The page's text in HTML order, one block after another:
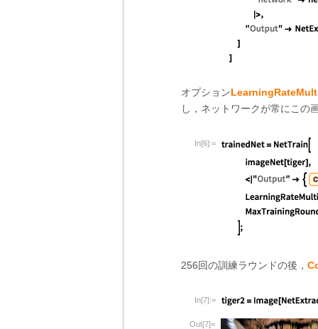
オプション
し，ネットワークが常にこの
In[6]:=
256回の訓練ラウンドの後，
In[7]:=
Out[7]=